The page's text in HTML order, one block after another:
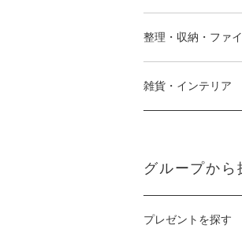
整理・収納・ファ
雑貨・インテリア
グループから
プレゼントを探す